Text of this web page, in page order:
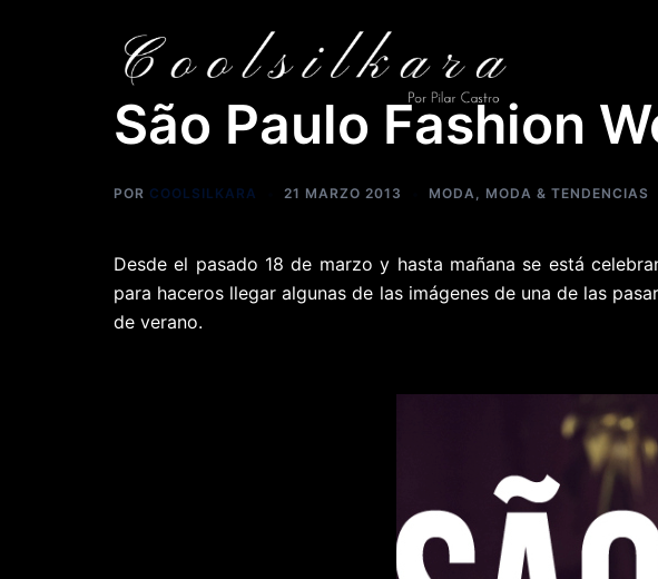
São Paulo Fashion
POR COOLSILKARA 21 MARZO 2013 MODA, MODA & TENDENCIAS
Desde el pasado 18 de marzo y hasta mañana se está
para haceros llegar algunas de las imágenes de una de las
de verano.